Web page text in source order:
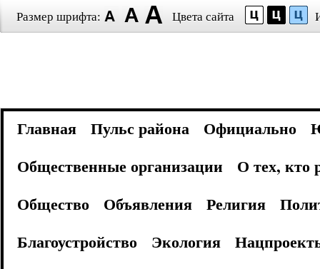
Размер шрифта: Цвета сайта
Главная Пульс района Официально
Общественные организации
О тех, кто
Общество
Объявления Религия
Благоустройство
Экология